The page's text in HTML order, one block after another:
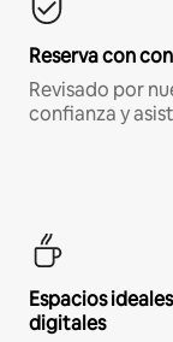
Reserva con
Revisado por
confianza y
Espacios
digitales